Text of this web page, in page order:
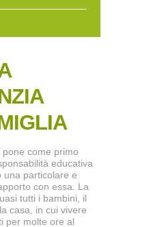
pone come primo
educativa
una particolare e
con essa. La
tutti i bambini, il
casa, in cui vivere
per molte ore al